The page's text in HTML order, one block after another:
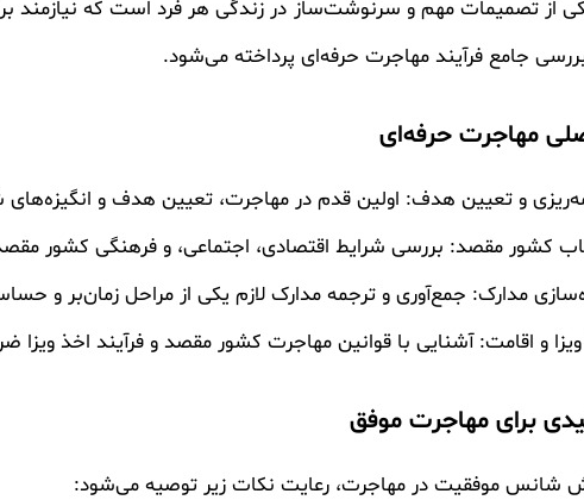
از تصمیمات مهم و سرنوشت‌ساز در زندگی هر فرد است که نیازمند
بررسی جامع فرآیند مهاجرت حرفه‌ای پرداخته می‌شود.
مهاجرت حرفه‌ای
و تعیین هدف: اولین قدم در مهاجرت، تعیین هدف و
کشور مقصد: بررسی شرایط اقتصادی، اجتماعی، و فرهنگی کشور
مدارک: جمع‌آوری و ترجمه مدارک لازم یکی از مراحل زمان‌بر و
و اقامت: آشنایی با قوانین مهاجرت کشور مقصد و فرآیند اخذ ویزا
برای مهاجرت موفق
شانس موفقیت در مهاجرت، رعایت نکات زیر توصیه می‌شود: